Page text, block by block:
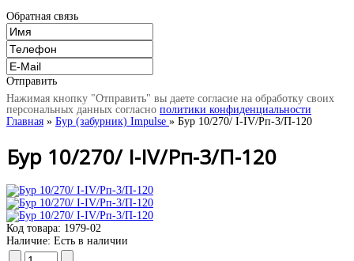
Обратная связь
Отправить
Нажимая кнопку "Отправить" вы даете согласие на обработку своих
персональных данных согласно политики конфиденциальности
Главная » Бур (забурник) Impulse » Бур 10/270/ I-IV/Рп-3/П-120
Бур 10/270/ I-IV/Рп-3/П-120
Код товара: 1979-02
Наличие: Есть в наличии